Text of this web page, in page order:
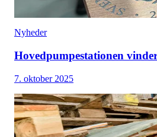
Nyheder
Hovedpumpestationen
7. oktober 2025